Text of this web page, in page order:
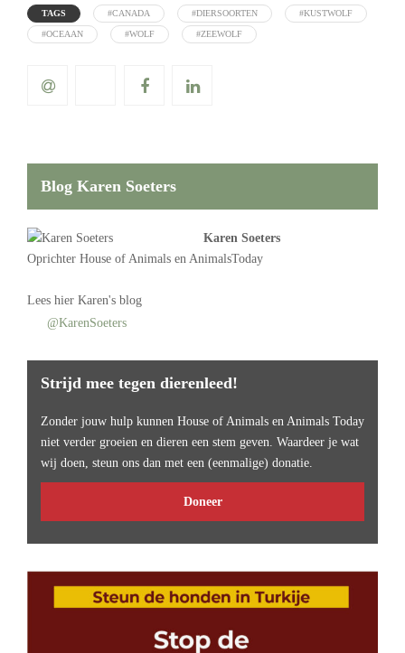
TAGS #CANADA #DIERSOORTEN #KUSTWOLF
#OCEAAN #WOLF #ZEEWOLF
Blog Karen Soeters
Karen Soeters
Oprichter House of Animals en AnimalsToday
Lees hier Karen's blog
@KarenSoeters
Strijd mee tegen dierenleed!
Zonder jouw hulp kunnen House of Animals en Animals Today
niet verder groeien en dieren een stem geven. Waardeer je wat
wij doen, steun ons dan met een (eenmalige) donatie.
Doneer